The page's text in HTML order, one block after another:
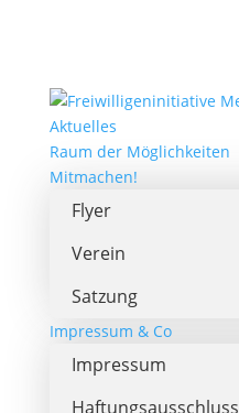
Aktuelles
Raum der Möglichkeiten
Mitmachen!
Flyer
Verein
Satzung
Impressum & Co
Impressum
Haftungsausschluss